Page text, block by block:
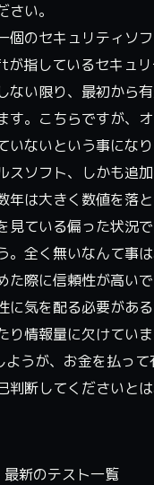
い。
個のセキュリティソ
指しているセキュ
ない限り、最初から
す。こちらですが、
いないという事になり
スソフト、しかも追
年は大きく数値を落
見ている偏った状況
。全く無いなんて事
た際に信頼性が高い
に気を配る必要があ
り情報量に欠けてい
うが、お金を払っ
判断してくださいと
新のテスト一覧